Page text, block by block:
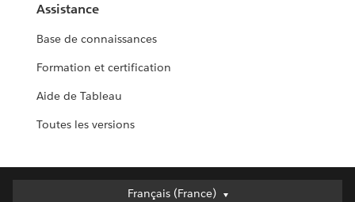
Assistance
Base de connaissances
Formation et certification
Aide de Tableau
Toutes les versions
Français (France)
Français (France)